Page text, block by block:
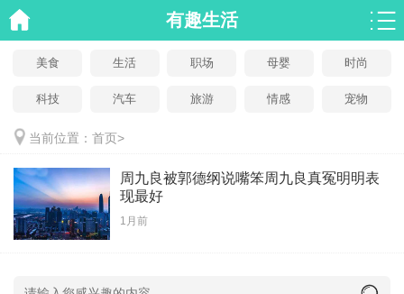
有趣生活
美食 生活 职场 母婴 时尚
科技 汽车 旅游 情感 宠物
当前位置： 首页>
周九良被郭德纲说嘴笨周九良真冤明明表
现最好
1月前